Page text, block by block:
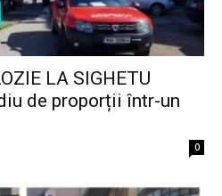
LA SIGHETU
de proporții într-un
0